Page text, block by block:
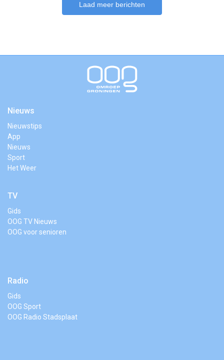
Laad meer berichten
Nieuws
Nieuwstips
App
Nieuws
Sport
Het Weer
TV
Gids
OOG TV Nieuws
OOG voor senioren
Radio
Gids
OOG Sport
OOG Radio Stadsplaat